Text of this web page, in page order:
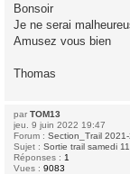
Bonsoir
Je ne serai
Amusez vous bien
Thomas
par TOM13
jeu. 9 juin 2022 19:47
Forum : Section_Trail
Sujet : Sortie trail samedi
Réponses : 1
Vues : 9083